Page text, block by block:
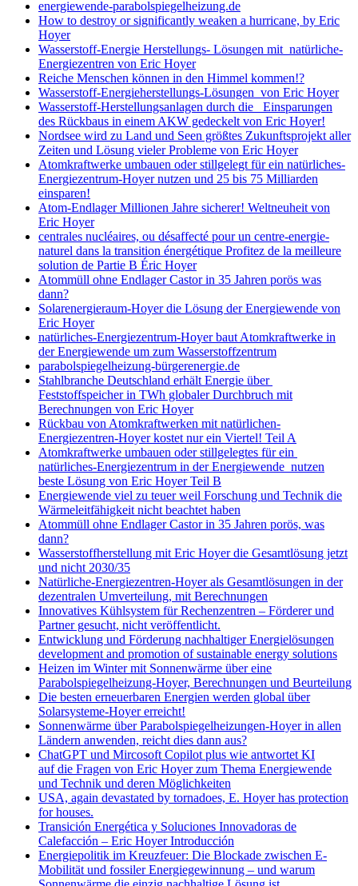
energiewende-parabolspiegelheizung.de
How to destroy or significantly weaken a hurricane, by Eric
Hoyer
Wasserstoff-Energie Herstellungs- Lösungen mit natürliche-
Energiezentren von Eric Hoyer
Reiche Menschen können in den Himmel kommen!?
Wasserstoff-Energieherstellungs-Lösungen von Eric Hoyer
Wasserstoff-Herstellungsanlagen durch die Einsparungen
des Rückbaus in einem AKW gedeckelt von Eric Hoyer!
Nordsee wird zu Land und Seen größtes Zukunftsprojekt aller
Zeiten und Lösung vieler Probleme von Eric Hoyer
Atomkraftwerke umbauen oder stillgelegt für ein natürliches-
Energiezentrum-Hoyer nutzen und 25 bis 75 Milliarden
einsparen!
Atom-Endlager Millionen Jahre sicherer! Weltneuheit von
Eric Hoyer
centrales nucléaires, ou désaffecté pour un centre-energie-
naturel dans la transition énergétique Profitez de la meilleure
solution de Partie B Éric Hoyer
Atommüll ohne Endlager Castor in 35 Jahren porös was
dann?
Solarenergieraum-Hoyer die Lösung der Energiewende von
Eric Hoyer
natürliches-Energiezentrum-Hoyer baut Atomkraftwerke in
der Energiewende um zum Wasserstoffzentrum
parabolspiegelheizung-bürgerenergie.de
Stahlbranche Deutschland erhält Energie über
Feststoffspeicher in TWh globaler Durchbruch mit
Berechnungen von Eric Hoyer
Rückbau von Atomkraftwerken mit natürlichen-
Energiezentren-Hoyer kostet nur ein Viertel! Teil A
Atomkraftwerke umbauen oder stillgelegtes für ein
natürliches-Energiezentrum in der Energiewende nutzen
beste Lösung von Eric Hoyer Teil B
Energiewende viel zu teuer weil Forschung und Technik die
Wärmeleitfähigkeit nicht beachtet haben
Atommüll ohne Endlager Castor in 35 Jahren porös, was
dann?
Wasserstoffherstellung mit Eric Hoyer die Gesamtlösung jetzt
und nicht 2030/35
Natürliche-Energiezentren-Hoyer als Gesamtlösungen in der
dezentralen Umverteilung, mit Berechnungen
Innovatives Kühlsystem für Rechenzentren – Förderer und
Partner gesucht, nicht veröffentlicht.
Entwicklung und Förderung nachhaltiger Energielösungen
development and promotion of sustainable energy solutions
Heizen im Winter mit Sonnenwärme über eine
Parabolspiegelheizung-Hoyer, Berechnungen und Beurteilung
Die besten erneuerbaren Energien werden global über
Solarsysteme-Hoyer erreicht!
Sonnenwärme über Parabolspiegelheizungen-Hoyer in allen
Ländern anwenden, reicht dies dann aus?
ChatGPT und Mircosoft Copilot plus wie antwortet KI
auf die Fragen von Eric Hoyer zum Thema Energiewende
und Technik und deren Möglichkeiten
USA, again devastated by tornadoes, E. Hoyer has protection
for houses.
Transición Energética y Soluciones Innovadoras de
Calefacción – Eric Hoyer Introducción
Energiepolitik im Kreuzfeuer: Die Blockade zwischen E-
Mobilität und fossiler Energiegewinnung – und warum